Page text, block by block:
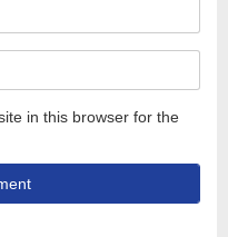
in this browser for the